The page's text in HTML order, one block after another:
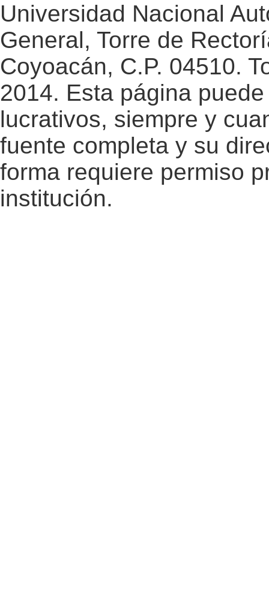
Universidad Nacional
General, Torre de
Coyoacán, C.P. 04510.
2014. Esta página
lucrativos, siempre y
fuente completa y su
forma requiere permiso
institución.